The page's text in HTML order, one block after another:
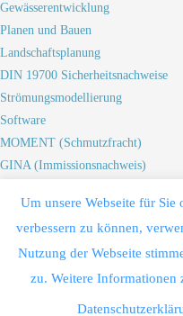
Gewässerentwicklung
Planen und Bauen
Landschaftsplanung
DIN 19700 Sicherheitsnachweise
Strömungsmodellierung
Software
MOMENT (Schmutzfracht)
GINA (Immissionsnachweis)
HYBNAT (Niederschlag-Abfluss)
WASPLA (1D-Spiegellinie)
HYDRO_AS-2D (2D-Spiegellinie)
INKA (Kanalnetz)
Um unsere Webseite für
verbessern zu können,
Nutzung der Webseite
zu. Weitere Informationen